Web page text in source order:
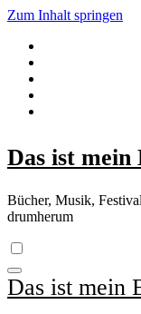
Zum Inhalt springen
Das ist mein
Bücher, Musik,
drumherum
Das ist mein